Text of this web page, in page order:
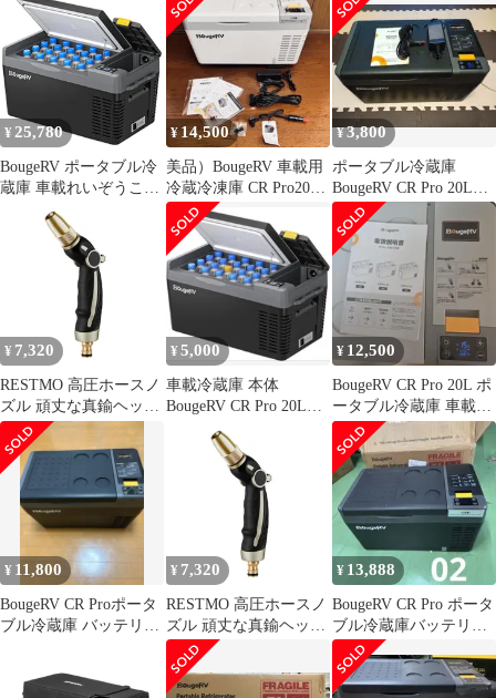
急速冷凍 【バッテリー
内蔵可能・バッテリー
別売】3WAY電源
DC12V/24V AC100V 車
載冷蔵冷凍庫 クーラー
ボックス 電気式 車載
電動 車に乗せ c681ae1c
¥ 25,780
BougeRV ポータブル冷
蔵庫 車載れいぞうこ
20L -22℃?10℃ 急速冷
凍 【バッテリー内蔵可
能・バッテリー別売】
3WAY電源 DC12V/24V
AC100V 車載冷蔵冷凍
庫 クーラーボックス 電
気式 車載 電動 車に乗
せる 静音 34981aa1
¥ 14,500
美品）BougeRV 車載用
冷蔵冷凍庫 CR Pro20
20L 付属品全有り
¥3,800
ポータブル冷蔵庫
BougeRV CR Pro 20L
ジャンク品（故障品）
¥ 7,320
RESTMO 高圧ホースノ
ズル 頑丈な真鍮ヘッ
ド、洗車、庭掃除、芝
生や植物の散水用金属
水ホースノズル、調節
可能な親指流量制御、4
パターン マットブラッ
ク★m 03406597
¥ 5,000
車載冷蔵庫 本体
BougeRV CR Pro 20Lジ
ャンク品（故障品）
¥ 12,500
BougeRV CR Pro 20L ポ
ータブル冷蔵庫 車載冷
蔵庫
¥ 11,800
BougeRV CR Proポータ
ブル冷蔵庫 バッテリー
¥ 7,320
RESTMO 高圧ホースノ
ズル 頑丈な真鍮ヘッ
ド、洗車、庭掃除、芝
生や植物の散水用金属
水ホースノズル、調節
¥ 13,888
BougeRV CR Pro ポータ
ブル冷蔵庫バッテリー
内蔵可能急速冷凍 20L